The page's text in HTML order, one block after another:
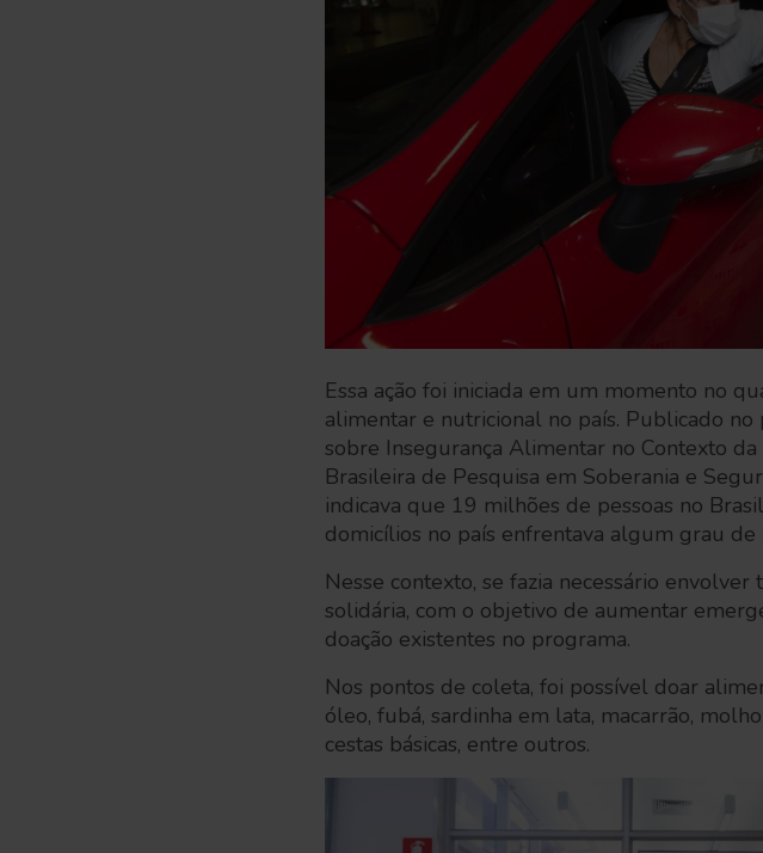
Essa ação foi iniciada em um momento no
alimentar e nutricional no país. Publicado
sobre Insegurança Alimentar no Contexto
Brasileira de Pesquisa em Soberania e
indicava que 19 milhões de pessoas no
domicílios no país enfrentava algum grau
Nesse contexto, se fazia necessário
solidária, com o objetivo de aumentar
doação existentes no programa.
Nos pontos de coleta, foi possível doar
óleo, fubá, sardinha em lata, macarrão,
cestas básicas, entre outros.